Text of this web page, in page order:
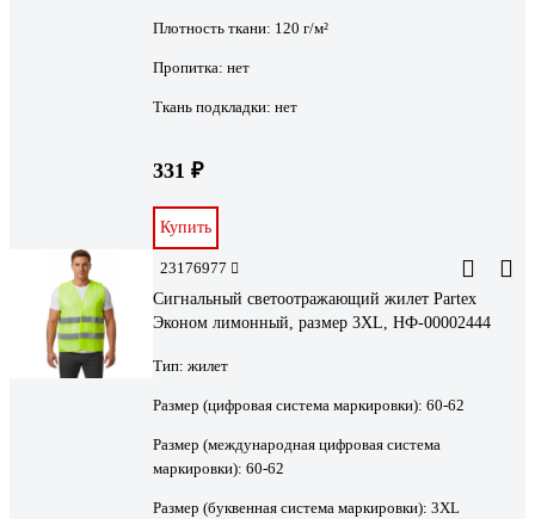
Плотность ткани: 120 г/м²
Пропитка: нет
Ткань подкладки: нет
331 ₽
Купить
23176977
Сигнальный светоотражающий жилет Partex
Эконом лимонный, размер 3XL, НФ-00002444
Тип: жилет
Размер (цифровая система маркировки): 60-62
Размер (международная цифровая система
маркировки): 60-62
Размер (буквенная система маркировки): 3XL